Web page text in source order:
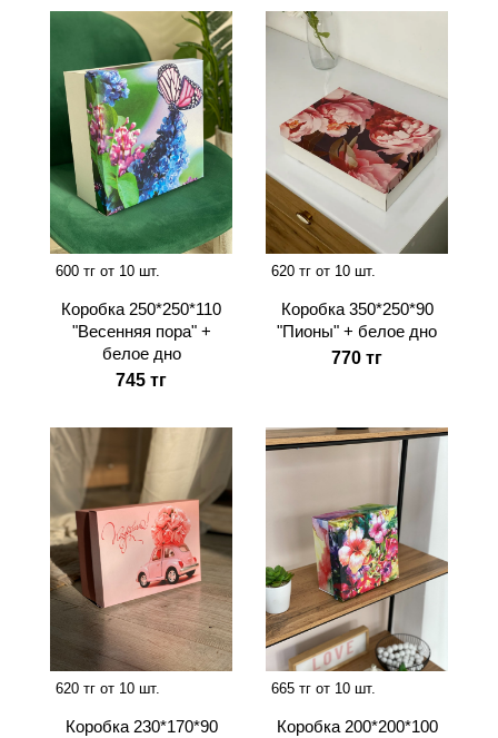
600 тг от 10 шт.
Коробка 250*250*110
"Весенняя пора" +
белое дно
745 тг
620 тг от 10 шт.
Коробка 350*250*90
"Пионы" + белое дно
770 тг
620 тг от 10 шт.
Коробка 230*170*90
665 тг от 10 шт.
Коробка 200*200*100